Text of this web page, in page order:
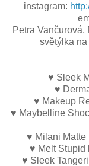
instagram:
Petra Vančurová,
světýlka
♥ Sleek
♥
♥ Makeup
♥ Maybelline
♥ Milani Matte
♥ Melt Stupid
♥ Sleek